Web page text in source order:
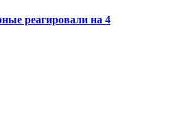
реагировали на 4